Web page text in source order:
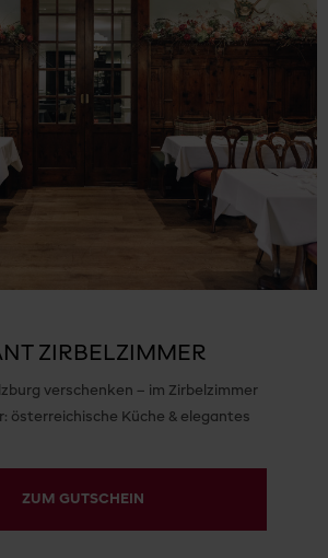
ZIRBELZIMMER
verschenken – im Zirbelzimmer
österreichische Küche & elegantes
ZUM GUTSCHEIN